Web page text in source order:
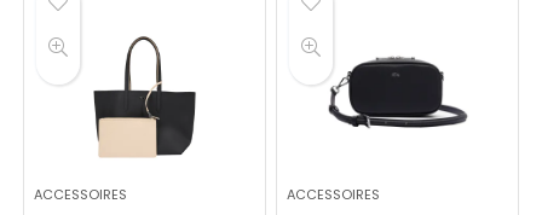
ACCESSOIRES ACCESSOIRES